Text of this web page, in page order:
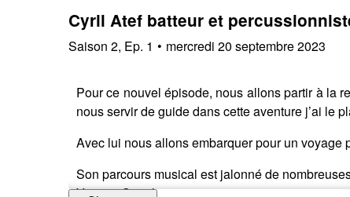
Cyril Atef batteur et
Saison 2, Ep. 1 • mercredi 20 septembre 2023
Pour ce nouvel épisode, nous allons partir à la
nous servir de guide dans cette aventure j’ai le
Avec lui nous allons embarquer pour un voyage
Son parcours musical est jalonné de
Vincent Segal entre autres...